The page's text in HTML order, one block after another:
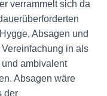
verrammelt sich da
Absagen und
in als
ambivalent
Absagen wäre
der